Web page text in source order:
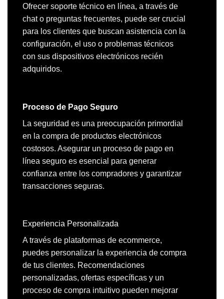
Ofrecer soporte técnico en línea, a través de
chat o preguntas frecuentes, puede ser crucial
para los clientes que buscan asistencia con la
configuración, el uso o problemas técnicos
con sus dispositivos electrónicos recién
adquiridos.
Proceso de Pago Seguro
La seguridad es una preocupación primordial
en la compra de productos electrónicos
costosos. Asegurar un proceso de pago en
línea seguro es esencial para generar
confianza entre los compradores y garantizar
transacciones seguras.
Experiencia Personalizada
A través de plataformas de ecommerce,
puedes personalizar la experiencia de compra
de tus clientes. Recomendaciones
personalizadas, ofertas específicas y un
proceso de compra intuitivo pueden mejorar